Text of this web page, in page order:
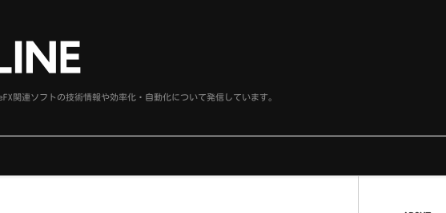
関連ソフトの技術情報や効率化・自動化について発信しています。